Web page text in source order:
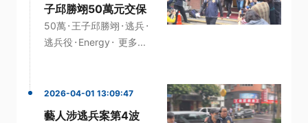
子邱勝翊50萬元交保
50萬· 王子邱勝翊 ·逃兵·
逃兵役 · Energy · 更多...
2026-04-01 13:09:47
藝人涉逃兵案第4波